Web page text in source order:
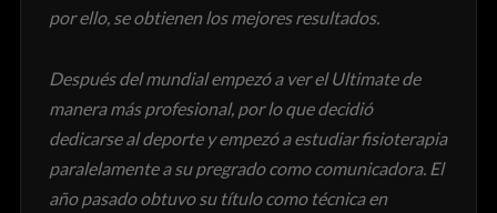
por ello, se obtienen los mejores resultados.
Después del mundial empezó a ver el Ultimate de
manera más profesional, por lo que decidió
dedicarse al deporte y empezó a estudiar fisioterapia
paralelamente a su pregrado como comunicadora. El
año pasado obtuvo su título como técnica en